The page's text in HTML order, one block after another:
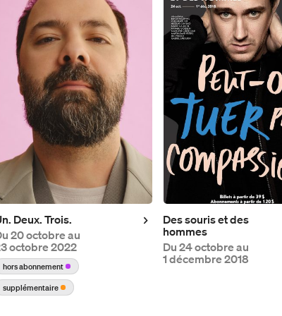
Deux. Trois.
20 octobre au
octobre 2022
hors abonnement
supplémentaire
Des souris et des
hommes
Du24 octobre au
1 décembre 2018